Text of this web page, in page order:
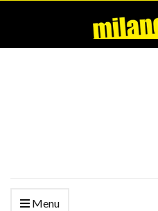
Menu